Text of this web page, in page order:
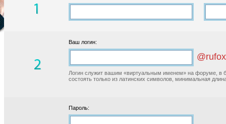
Ваш логин:
Логин служит вашим «виртуальным именем» на форуме, в
состоять только из латинских символов, минимальная
Пароль: